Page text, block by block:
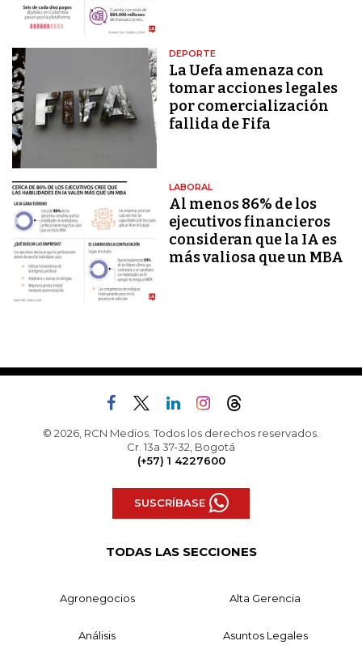
DEPORTE
La Uefa amenaza con
tomar acciones legales
por comercialización
fallida de Fifa
LABORAL
Al menos 86% de los
ejecutivos financieros
consideran que la IA es
más valiosa que un MBA
© 2026, RCN Medios. Todos los derechos reservados.
Cr. 13a 37-32, Bogotá
(+57) 1 4227600
SUSCRÍBASE
TODAS LAS SECCIONES
Agronegocios Alta Gerencia
Análisis Asuntos Legales